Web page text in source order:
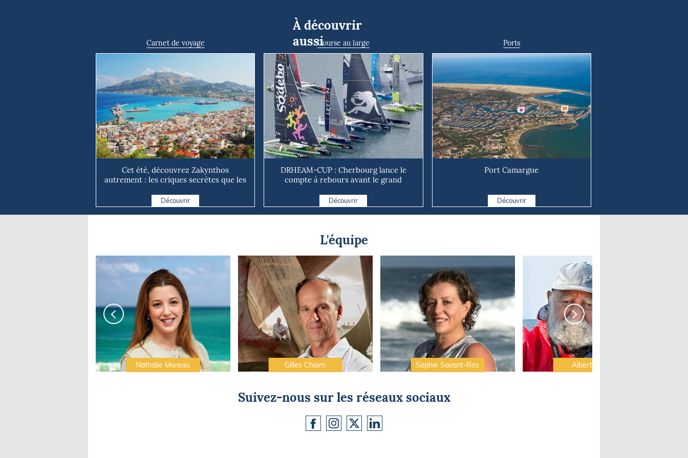
À découvrir
aussi
Carnet de voyage
Cet été, découvrez Zakynthos
autrement : les criques secrètes que les
Découvrir
Course au large
DRHEAM-CUP : Cherbourg lance le
compte à rebours avant le grand
Découvrir
Ports
Port Camargue
Découvrir
L'équipe
Nathalie Moreau Gilles Chiorri Sophie Savant-Ros Albert Brel
Suivez-nous sur les réseaux sociaux